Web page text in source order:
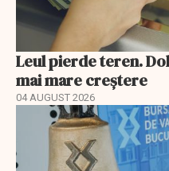
Leul pierde teren.
mai mare creștere
04 AUGUST 2026